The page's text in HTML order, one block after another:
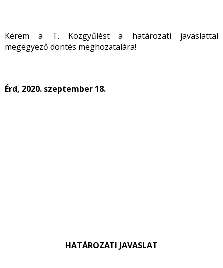
Kérem a T. Közgyűlést a határozati javaslattal
megegyező döntés meghozatalára!
Érd, 2020. szeptember 18.
HATÁROZATI JAVASLAT